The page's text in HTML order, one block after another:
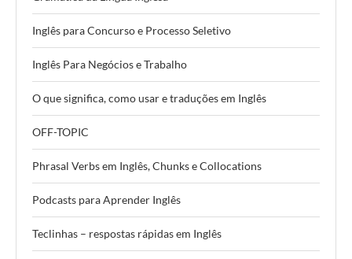
Inglês para Concurso e Processo Seletivo
Inglês Para Negócios e Trabalho
O que significa, como usar e traduções em Inglês
OFF-TOPIC
Phrasal Verbs em Inglês, Chunks e Collocations
Podcasts para Aprender Inglês
Teclinhas – respostas rápidas em Inglês